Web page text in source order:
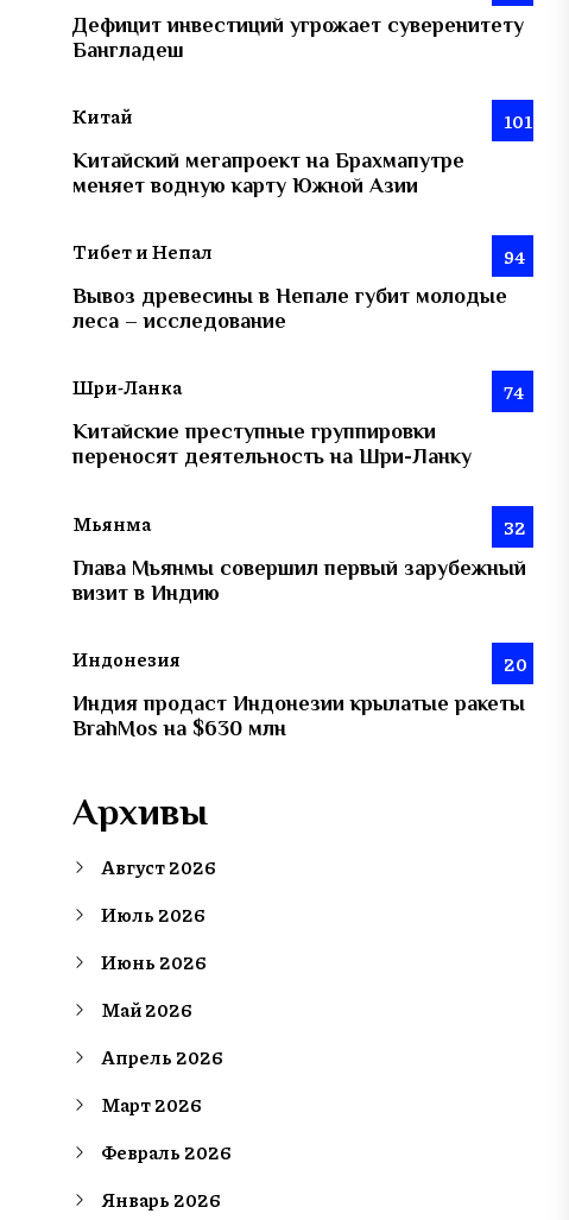
Дефицит инвестиций угрожает суверенитету
Бангладеш
Китай 101
Китайский мегапроект на Брахмапутре
меняет водную карту Южной Азии
Тибет и Непал 94
Вывоз древесины в Непале губит молодые
леса – исследование
Шри-Ланка 74
Китайские преступные группировки
переносят деятельность на Шри-Ланку
Мьянма 32
Глава Мьянмы совершил первый зарубежный
визит в Индию
Индонезия 20
Индия продаст Индонезии крылатые ракеты
BrahMos на $630 млн
Архивы
Август 2026
Июль 2026
Июнь 2026
Май 2026
Апрель 2026
Март 2026
Февраль 2026
Январь 2026